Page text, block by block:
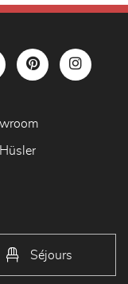
Séjours